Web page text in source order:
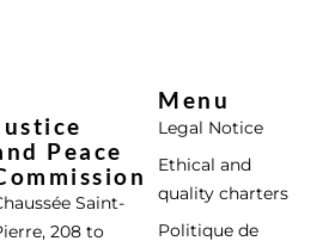
Peace
Saint-
208 to
Menu
Legal Notice
Ethical and
quality charters
Politique de